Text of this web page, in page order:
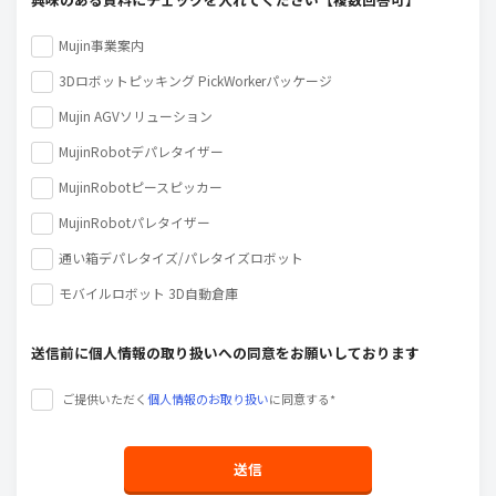
Mujin事業案内
3Dロボットピッキング PickWorkerパッケージ
Mujin AGVソリューション
MujinRobotデパレタイザー
MujinRobotピースピッカー
MujinRobotパレタイザー
通い箱デパレタイズ/パレタイズロボット
モバイルロボット 3D自動倉庫
送信前に個人情報の取り扱いへの同意をお願いしております
ご提供いただく個人情報のお取り扱いに同意する*
送信